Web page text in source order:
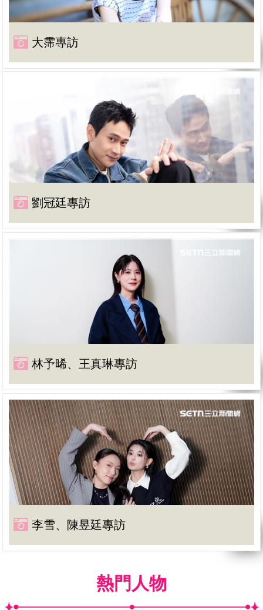
大霈專訪
劉冠廷專訪
林予晞、王真琳專訪
李雪、陳昱廷專訪
熱門人物